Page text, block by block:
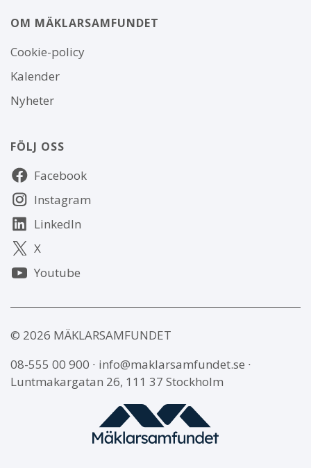
OM MÄKLARSAMFUNDET
Om
webbplatsen
Cookie-policy
Kalender
Nyheter
FÖLJ OSS
Följ
oss Facebook
Instagram
LinkedIn
X
Youtube
© 2026 MÄKLARSAMFUNDET
08-555 00 900 ∙ info@maklarsamfundet.se ∙
Luntmakargatan 26, 111 37 Stockholm